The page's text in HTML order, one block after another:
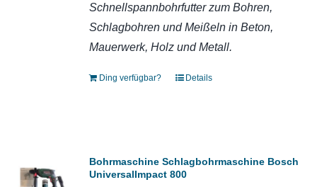
Schnellspannbohrfutter zum Bohren,
Schlagbohren und Meißeln in Beton,
Mauerwerk, Holz und Metall.
Ding verfügbar? Details
Bohrmaschine Schlagbohrmaschine Bosch
UniversalImpact 800